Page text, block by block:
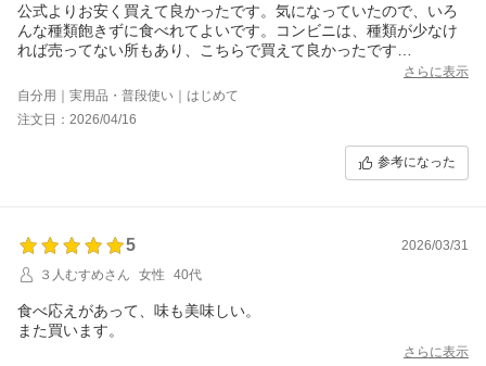
公式よりお安く買えて良かったです。気になっていたので、いろ
んな種類飽きずに食べれてよいです。コンビニは、種類が少なけ
れば売ってない所もあり、こちらで買えて良かったです
さらに表示
自分用｜実用品・普段使い｜はじめて
注文日：2026/04/16
参考になった
5
2026/03/31
３人むすめさん
女性 40代
食べ応えがあって、味も美味しい。
また買います。
さらに表示